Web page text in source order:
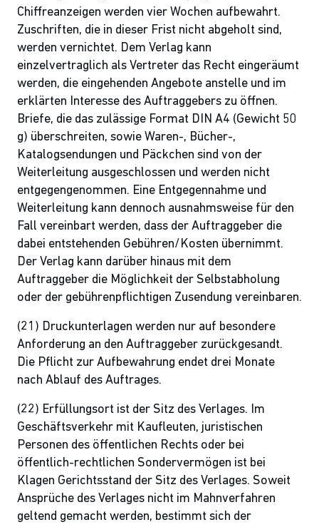
Chiffreanzeigen werden vier Wochen aufbewahrt.
Zuschriften, die in dieser Frist nicht abgeholt sind,
werden vernichtet. Dem Verlag kann
einzelvertraglich als Vertreter das Recht eingeräumt
werden, die eingehenden Angebote anstelle und im
erklärten Interesse des Auftraggebers zu öffnen.
Briefe, die das zulässige Format DIN A4 (Gewicht 50
g) überschreiten, sowie Waren-, Bücher-,
Katalogsendungen und Päckchen sind von der
Weiterleitung ausgeschlossen und werden nicht
entgegengenommen. Eine Entgegennahme und
Weiterleitung kann dennoch ausnahmsweise für den
Fall vereinbart werden, dass der Auftraggeber die
dabei entstehenden Gebühren/Kosten übernimmt.
Der Verlag kann darüber hinaus mit dem
Auftraggeber die Möglichkeit der Selbstabholung
oder der gebührenpflichtigen Zusendung vereinbaren.
(21) Druckunterlagen werden nur auf besondere
Anforderung an den Auftraggeber zurückgesandt.
Die Pflicht zur Aufbewahrung endet drei Monate
nach Ablauf des Auftrages.
(22) Erfüllungsort ist der Sitz des Verlages. Im
Geschäftsverkehr mit Kaufleuten, juristischen
Personen des öffentlichen Rechts oder bei
öffentlich-rechtlichen Sondervermögen ist bei
Klagen Gerichtsstand der Sitz des Verlages. Soweit
Ansprüche des Verlages nicht im Mahnverfahren
geltend gemacht werden, bestimmt sich der